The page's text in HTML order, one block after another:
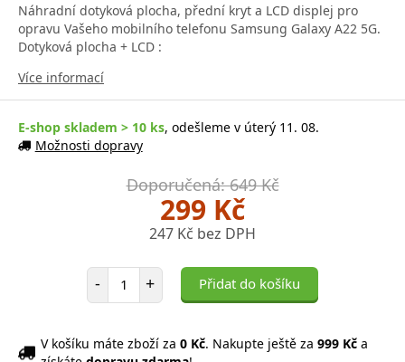
Náhradní dotyková plocha, přední kryt a LCD displej pro
opravu Vašeho mobilního telefonu Samsung Galaxy A22 5G.
Dotyková plocha + LCD :
Více informací
E-shop skladem > 10 ks, odešleme v úterý 11. 08.
Možnosti dopravy
Doporučená: 649 Kč
299 Kč
247 Kč bez DPH
- Počet položek
+ Přidat do košíku
V košíku máte zboží za 0 Kč. Nakupte ještě za 999 Kč a